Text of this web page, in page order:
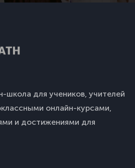
для учеников, учителей
онлайн-курсами,
и достижениями для